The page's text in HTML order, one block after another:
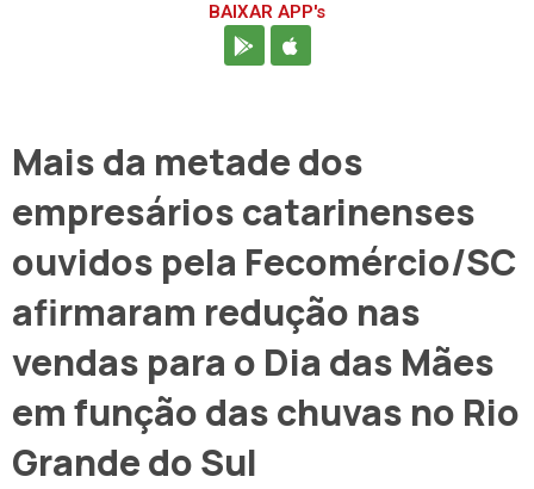
BAIXAR APP's
Mais da metade dos
empresários catarinenses
ouvidos pela Fecomércio/SC
afirmaram redução nas
vendas para o Dia das Mães
em função das chuvas no Rio
Grande do Sul